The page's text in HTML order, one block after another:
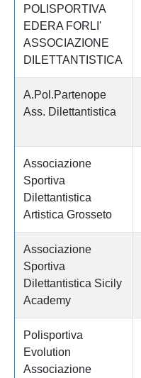
POLISPORTIVA
EDERA FORLI'
ASSOCIAZIONE
DILETTANTISTICA
A.Pol.Partenope
Ass. Dilettantistica
Associazione
Sportiva
Dilettantistica
Artistica Grosseto
Associazione
Sportiva
Dilettantistica Sicily
Academy
Polisportiva
Evolution
Associazione